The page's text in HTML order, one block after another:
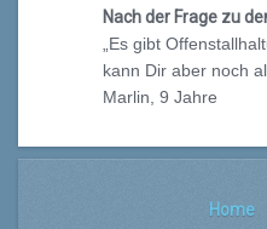
Nach der Frage zu
„Es gibt
kann Dir aber noch
Marlin, 9 Jahre
Home